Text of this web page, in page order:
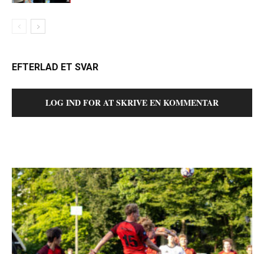
EFTERLAD ET SVAR
LOG IND FOR AT SKRIVE EN KOMMENTAR